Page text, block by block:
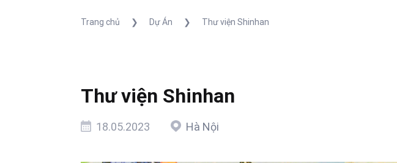
Trang chủ ❯ Dự Án ❯ Thư viện Shinhan
Thư viện Shinhan
18.05.2023 Hà Nội